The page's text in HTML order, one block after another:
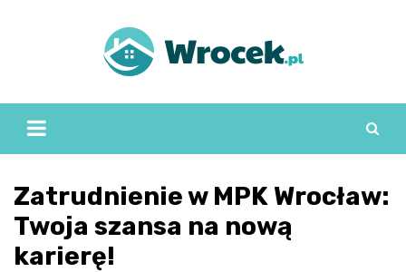
Zatrudnienie w MPK Wrocław:
Twoja szansa na nową
karierę!